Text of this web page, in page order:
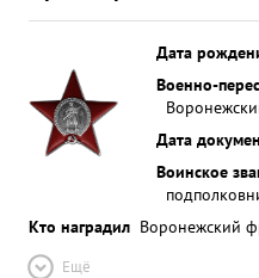
Дата
Военно-
Дата
Воинское
Кто наградил Воронежский
Ещё